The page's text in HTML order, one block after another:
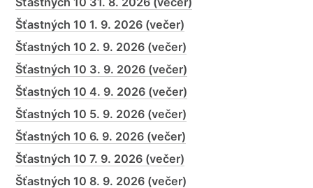
Šťastných 10 1. 9. 2026 (večer)
Šťastných 10 2. 9. 2026 (večer)
Šťastných 10 3. 9. 2026 (večer)
Šťastných 10 4. 9. 2026 (večer)
Šťastných 10 5. 9. 2026 (večer)
Šťastných 10 6. 9. 2026 (večer)
Šťastných 10 7. 9. 2026 (večer)
Šťastných 10 8. 9. 2026 (večer)